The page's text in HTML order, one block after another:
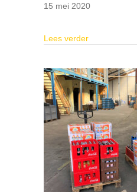
15 mei 2020
Lees verderabout Liefde